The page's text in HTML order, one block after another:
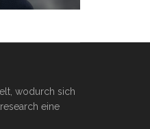
wodurch sich
eine